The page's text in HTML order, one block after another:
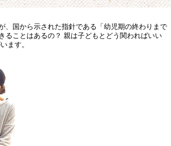
、国から示された指針である「幼児期の終わりまで
ることはあるの？ 親は子どもとどう関わればいい
ます。